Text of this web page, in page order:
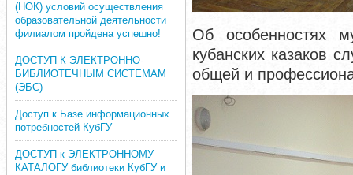
(НОК) условий осуществления
образовательной деятельности
филиалом пройдена успешно!
ДОСТУП К ЭЛЕКТРОННО-
БИБЛИОТЕЧНЫМ СИСТЕМАМ
(ЭБС)
Доступ к Базе информационных
потребностей КубГУ
ДОСТУП к ЭЛЕКТРОННОМУ
КАТАЛОГУ библиотеки КубГУ и
Об особенностях
кубанских казаков
общей и